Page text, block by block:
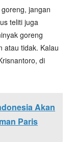
jangan
teliti juga
goreng
atau tidak. Kalau
di
Akan
Paris